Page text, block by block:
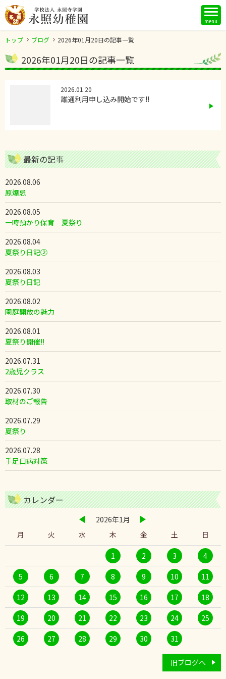
menu
トップ ブログ 2026年01月20日の記事一覧
2026年01月20日の記事一覧
2026.01.20
誰通利用申し込み開始です!!
最新の記事
2026.08.06
原爆忌
2026.08.05
一時預かり保育 夏祭り
2026.08.04
夏祭り日記②
2026.08.03
夏祭り日記
2026.08.02
園庭開放の魅力
2026.08.01
夏祭り開催!!
2026.07.31
2歳児クラス
2026.07.30
取材のご報告
2026.07.29
夏祭り
2026.07.28
手足口病対策
カレンダー
2026年1月
月
火 水 木 金 土 日
1 2 3 4
5 6 7 8 9 10 11
12 13 14 15 16 17 18
19 20 21 22 23 24 25
26 27 28 29 30 31
旧ブログへ